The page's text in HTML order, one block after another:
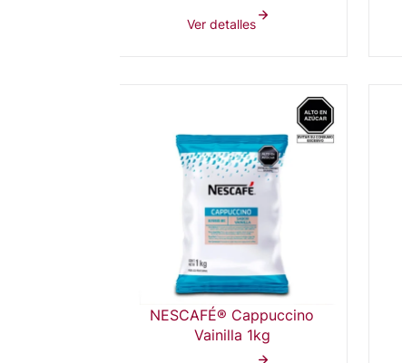
Ver detalles
NESCAFÉ® Cappuccino
Vainilla 1kg